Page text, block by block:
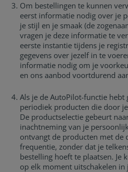
Om bestellingen te kunnen
eerst informatie nodig over je
je stijl en je smaak (de
vragen je deze informatie te
eerste instantie tijdens je
gegevens over jezelf in te
informatie nodig om je
en ons aanbod voortdurend
Als je de AutoPilot-functie hebt
periodiek producten die door
De productselectie gebeurt
inachtneming van je
ontvangt de producten met de
frequentie, zonder dat je
bestelling hoeft te plaatsen. Je
op elk moment uitschakelen in